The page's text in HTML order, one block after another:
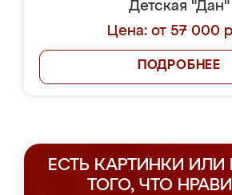
Детская "Дан"
Цена: от 57 000
ПОДРОБНЕЕ
ЕСТЬ КАРТИНКИ ИЛИ
ТОГО, ЧТО